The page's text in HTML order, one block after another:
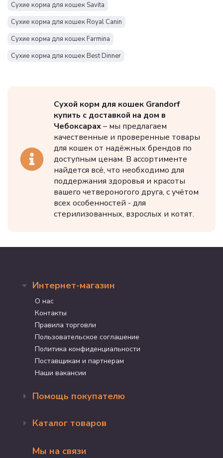
Сухие корма для кошек Savita
Сухие корма для кошек Royal Canin
Сухие корма для кошек Farmina
Сухие корма для кошек Best Dinner
Сухие корма для кошек Premier
Сухие корма для кошек SIRIUS
Сухие корма для кошек Brit
Сухие корма для кошек Деревенские лакомства
Сухие корма для кошек ProBalance
Сухие корма для кошек Grandorf
Сухие корма для кошек Pro Plan
Сухой корм для кошек Grandorf
купить с доставкой на дом в
Чебоксарах– мы предлагаем
качественные и проверенные товары
для кошек от надёжных брендов по
доступным ценам. В ассортименте
найдется всё, что необходимо для
поддержания здоровья и красоты
вашего четвероногого друга, с учётом
всех особенностей - для
стерилизованных, взрослых и котят.
Интернет-магазин
О нас
Контакты
Правила торговли
Пользовательское соглашение
Политика конфиденциальности
Поставщикам и партнерам
Наши вакансии
Помощь покупателю
Доставка и оплата
Программа лояльности
Каталог товаров
Акции
Мы на связи